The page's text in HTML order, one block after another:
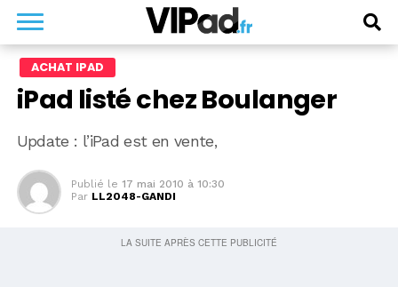
ACHAT IPAD
iPad listé chez Boulanger
Update : l’iPad est en vente,
Publié le 17 mai 2010 à 10:30
Par LL2048-GANDI